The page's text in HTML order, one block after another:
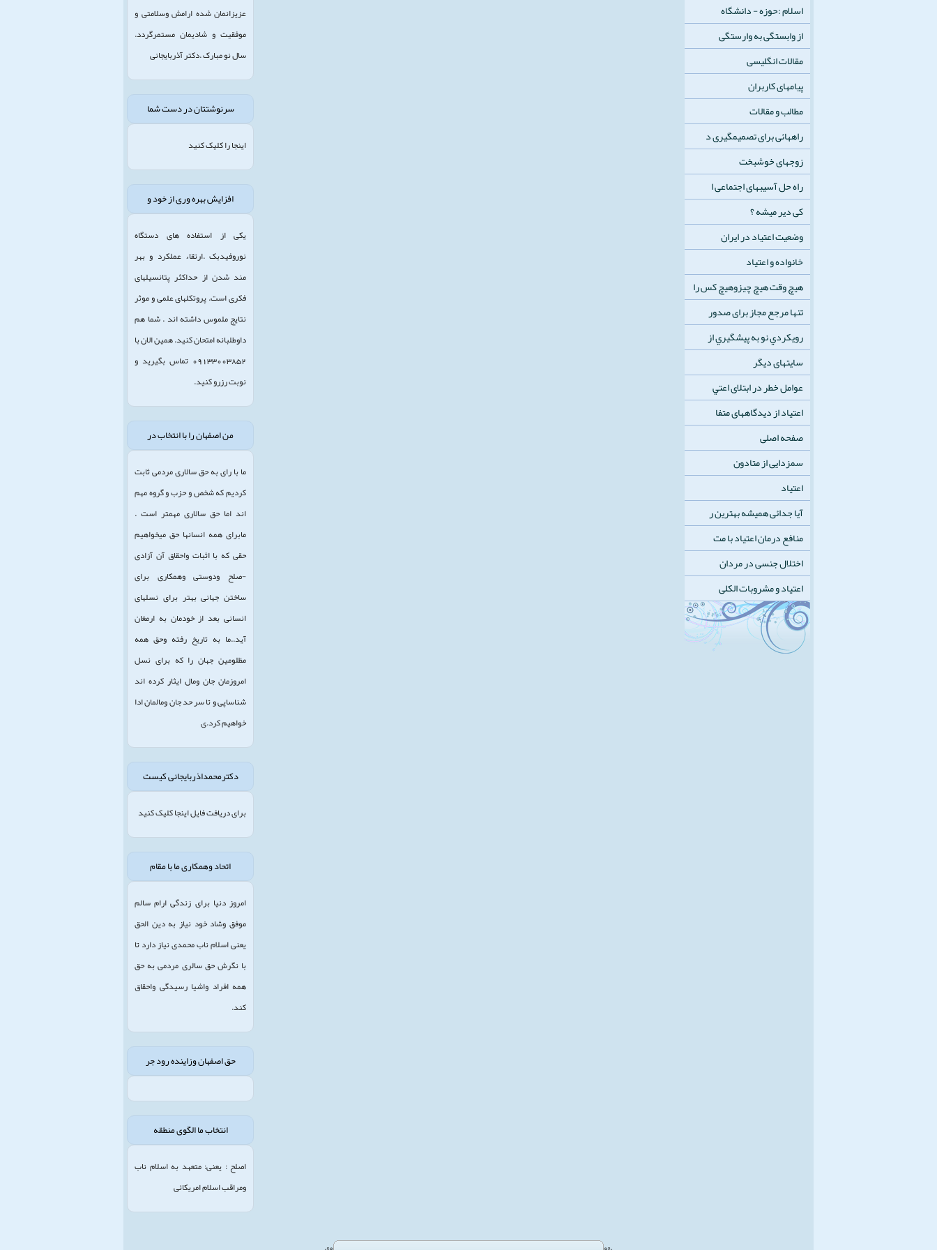
عزیزانمان شده ارامش وسلامتی و
موفقیت و شادیمان مستمرگردد.
سال نو مبارک .دکتر آذربایجانی
سرنوشتتان در دست شما
اینجا را کلیک کنید
افزایش بهره وری از خود و
یکی از استفاده های دستگاه
نوروفیدبک .ارتقاء عملکرد و بهر
مند شدن از حداکثر پتانسیلهای
فکری است. پروتکلهای علمی و موثر
نتایج ملموس داشته اند . شما هم
داوطلبانه امتحان کنید. همین الان با
09133003852 تماس بگیرید و
نوبت رزرو کنید.
من اصفهان را با انتخاب در
ما با رای به حق سالاری مردمی ثابت
کردیم که شخص و حزب و گروه مهم
اند اما حق سالاری مهمتر است .
مابرای همه انسانها حق میخواهیم
حقی که با اثبات واحقاق آن آزادی
-صلح ودوستی وهمکاری برای
ساختن جهانی بهتر برای نسلهای
انسانی بعد از خودمان به ارمغان
آید..ما به تاریخ رفته وحق همه
مظلومین جهان را که برای نسل
امروزمان جان ومال ایثار کرده اند
شناساپی و تا سر حد جان ومالمان ادا
خواهیم کرد.ی
دکترمحمداذربایجانی کیست
برای دریافت فایل اینجا کلیک کنید
اتحاد وهمکاری ما با مقام
امروز دنیا برای زندگی ارام سالم
موفق وشاد خود نیاز به دین الحق
یعنی اسلام ناب محمدی نیاز دارد تا
با نگرش حق سالری مردمی به حق
همه افراد واشیا رسیدگی واحقاق
کند.
حق اصفهان وزاینده رود جر
انتخاب ما الگوی منطقه
اصلح : یعنی: متعهد به اسلام ناب
ومراقب اسلام امریکائی
اسلام :حوزه - دانشگاه
از وابستگی به وارستگی
مقالات انگلیسی
پیامهای کاربران
مطالب و مقالات
راههائی برای تصمیمگیری د
زوجهای خوشبخت
راه حل آسيبهای اجتماعی ا
کی دیر میشه ؟
وضعیت اعتیاد در ایران
خانواده و اعتیاد
هیچ وقت هیچ چیزوهیچ کس را
تنها مرجع مجاز برای صدور
رويكردي نو به پيشگيري از
سایتهای دیگر
عوامل خطر در ابتلای اعتي
اعتیاد از دیدگاههای متفا
صفحه اصلی
سمزدایی از متادون
اعتیاد
آیا جدائی همیشه بهترین ر
منافع درمان اعتیاد با مت
اختلال جنسی در مردان
اعتیاد و مشروبات الکلی